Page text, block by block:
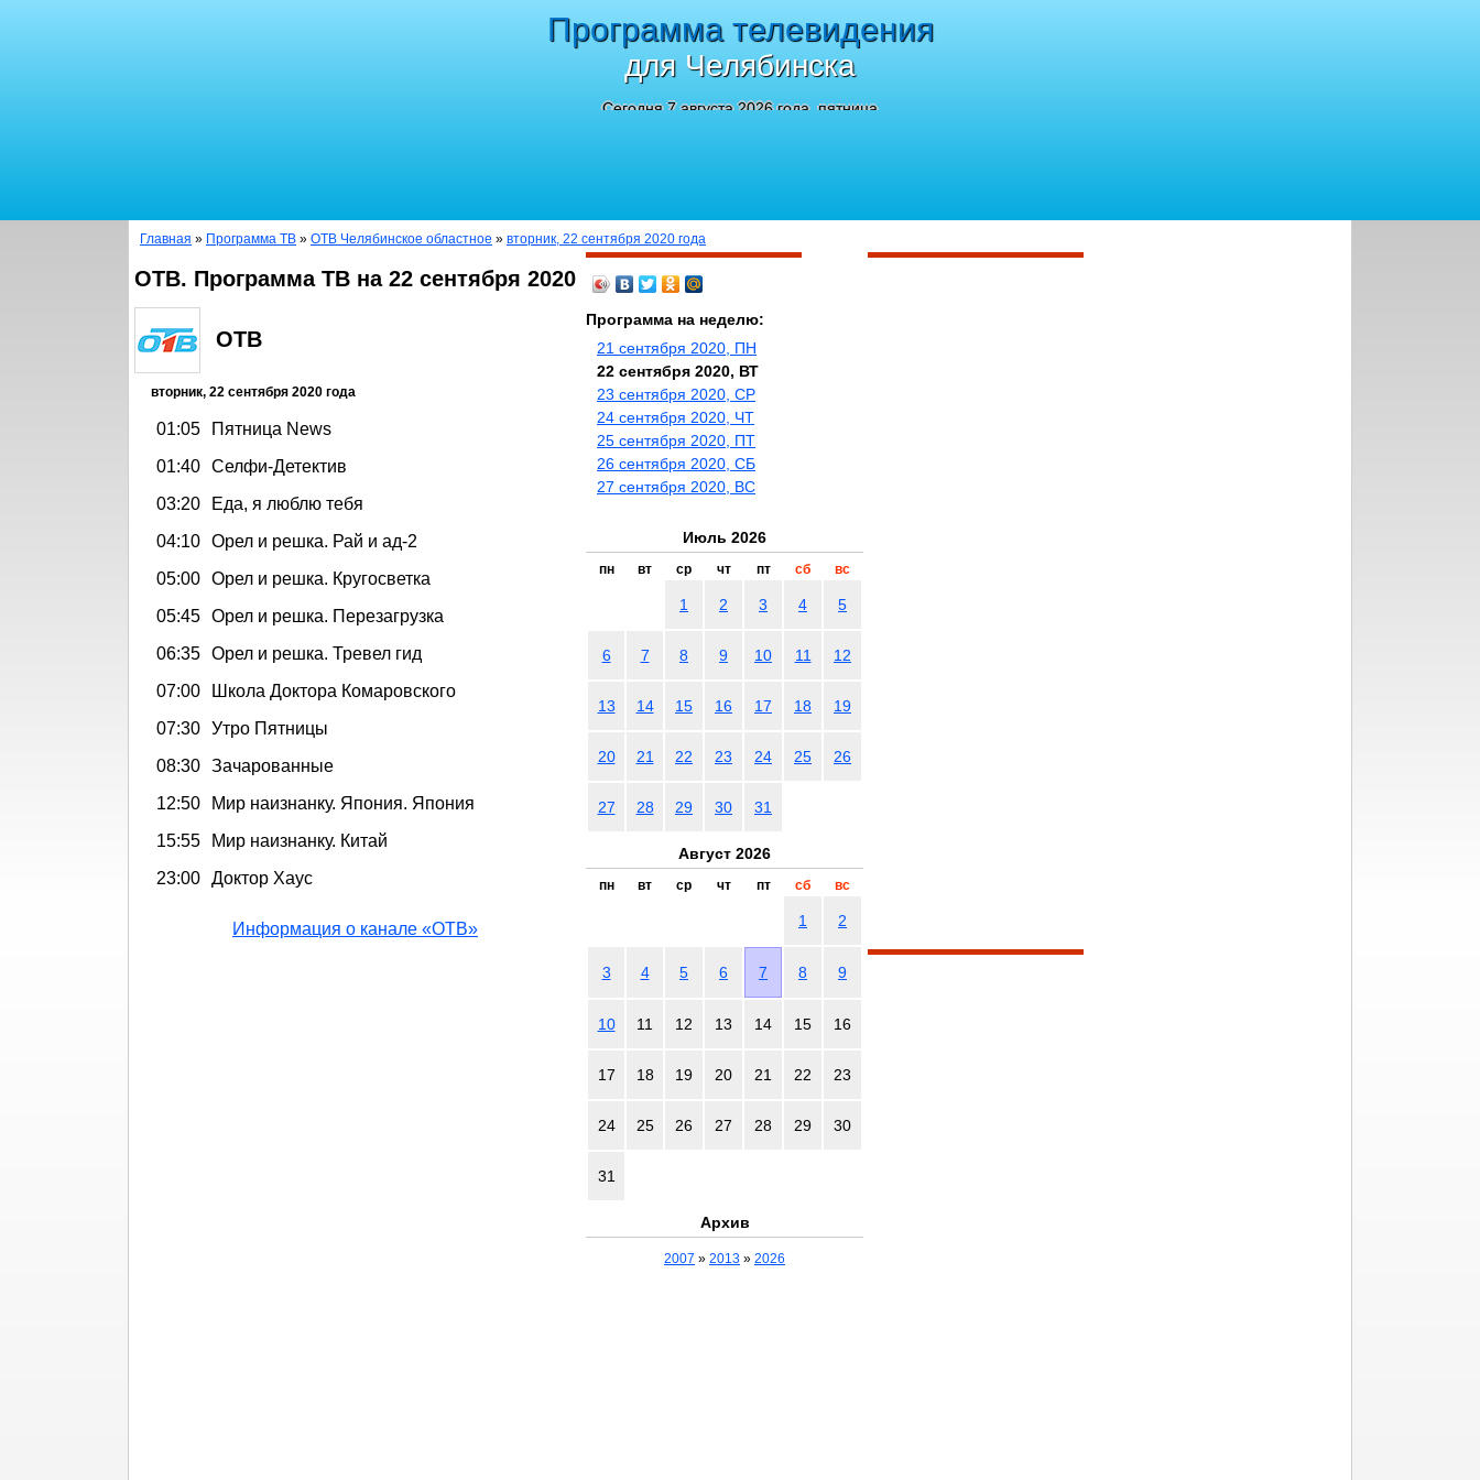
Программа телевидения
для Челябинска
Сегодня 7 августа 2026 года, пятница
Главная » Программа ТВ » ОТВ Челябинское областное » вторник, 22 сентября 2020 года
ОТВ. Программа ТВ на 22 сентября 2020
ОТВ
вторник, 22 сентября 2020 года
01:05
Пятница News
01:40 Селфи-Детектив
03:20
Еда, я люблю тебя
04:10 Орел и решка. Рай и ад-2
05:00 Орел и решка. Кругосветка
05:45 Орел и решка. Перезагрузка
06:35 Орел и решка. Тревел гид
07:00
Школа Доктора Комаровского
07:30 Утро Пятницы
08:30 Зачарованные
12:50
Мир наизнанку. Япония. Япония
15:55
Мир наизнанку. Китай
23:00 Доктор Хаус
Информация о канале «ОТВ»
Программа на неделю:
21 сентября 2020, ПН
22 сентября 2020, ВТ
23 сентября 2020, СР
24 сентября 2020, ЧТ
25 сентября 2020, ПТ
26 сентября 2020, СБ
27 сентября 2020, ВС
Июль 2026
пн вт ср чт пт сб вс
1 2 3 4 5
6 7 8 9 10 11 12
13 14 15 16 17 18 19
20 21 22 23 24 25 26
27 28 29 30 31
Август 2026
пн вт ср чт пт сб вс
1 2
3 4 5 6 7 8 9
10 11 12 13 14 15 16
17 18 19 20 21 22 23
24 25 26 27 28 29 30
31
Архив
2007 » 2013 » 2026